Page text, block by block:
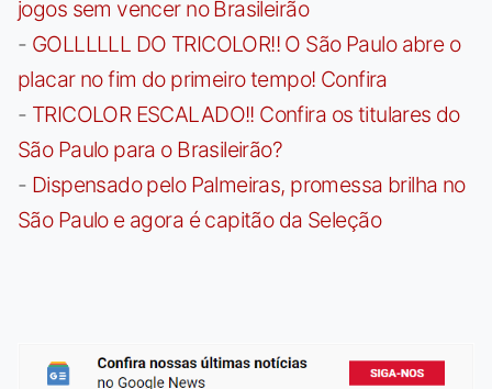
jogos sem vencer no Brasileirão
- GOLLLLLL DO TRICOLOR!! O São Paulo abre o
placar no fim do primeiro tempo! Confira
- TRICOLOR ESCALADO!! Confira os titulares do
São Paulo para o Brasileirão?
- Dispensado pelo Palmeiras, promessa brilha no
São Paulo e agora é capitão da Seleção